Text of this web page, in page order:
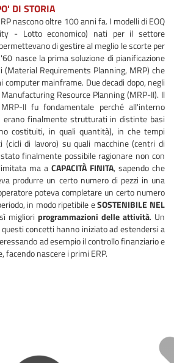
DI STORIA
nascono oltre 100 anni fa. I modelli di EOQ
- Lotto economico) nati per il settore
di gestire al meglio le scorte per
nasce la prima soluzione di pianificazione
(Material Requirements Planning, MRP) che
computer mainframe. Due decadi dopo, negli
Resource Planning (MRP-II). Il
II fu fondamentale perché all'interno
erano finalmente strutturati in distinte basi
costituiti, in quali quantità), in che tempi
(cicli di lavoro) su quali macchine (centri di
finalmente possibile ragionare non con
ma a CAPACITÀ​ FINITA, sapendo che
produrre un certo numero di pezzi in una
poteva completare un certo numero
in modo ripetibile eSOSTENIBILE NEL
migliori programmazioni delle attività. Un
concetti hanno iniziato ad estendersi a
ad esempio il controllo finanziario e
facendo nascere i primi ERP.